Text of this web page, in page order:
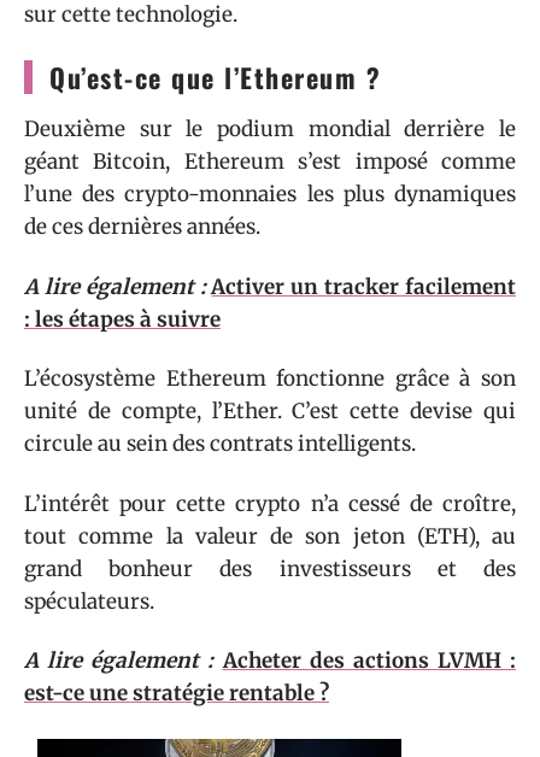
sur cette technologie.
Qu’est-ce que l’Ethereum ?
Deuxième sur le podium mondial derrière le
géant Bitcoin, Ethereum s’est imposé comme
l’une des crypto-monnaies les plus dynamiques
de ces dernières années.
A lire également : Activer un tracker facilement
: les étapes à suivre
L’écosystème Ethereum fonctionne grâce à son
unité de compte, l’Ether. C’est cette devise qui
circule au sein des contrats intelligents.
L’intérêt pour cette crypto n’a cessé de croître,
tout comme la valeur de son jeton (ETH), au
grand bonheur des investisseurs et des
spéculateurs.
A lire également : Acheter des actions LVMH :
est-ce une stratégie rentable ?